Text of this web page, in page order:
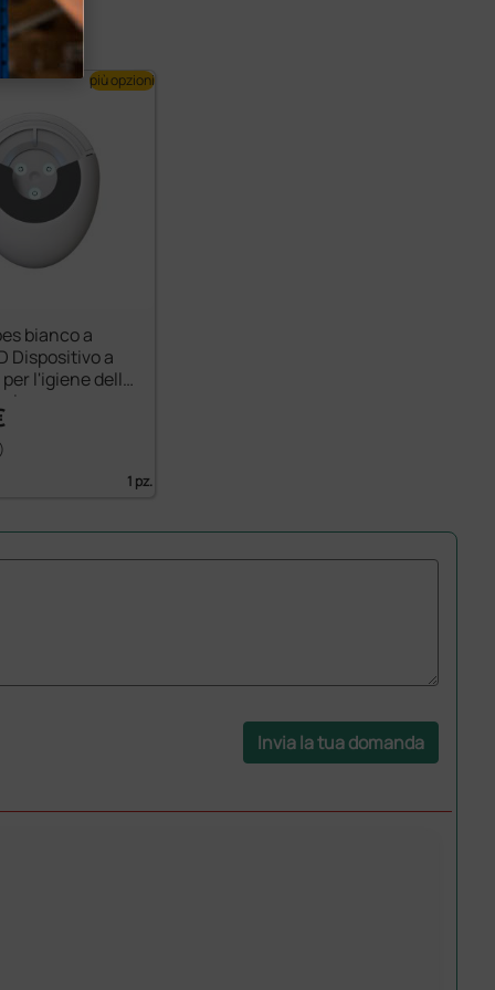
bianco a
Dispositivo a
per l'igiene dello
1 pz.
più opzioni
Invia la tua domanda